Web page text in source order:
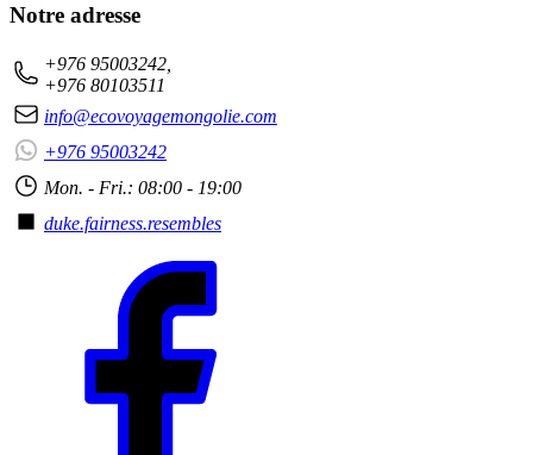
Notre adresse
+976 95003242,
+976 80103511
info@ecovoyagemongolie.com
+976 95003242
Mon. - Fri.: 08:00 - 19:00
duke.fairness.resembles